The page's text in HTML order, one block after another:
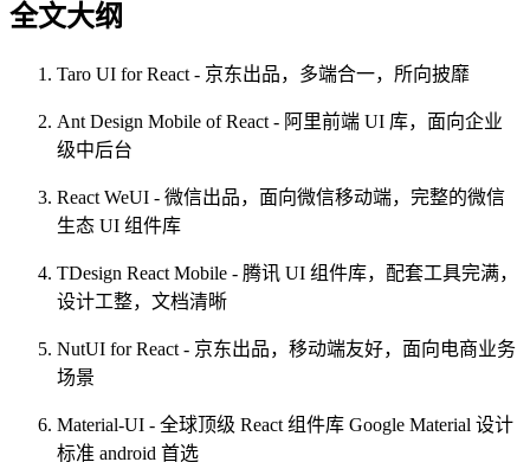
全文大纲
Taro UI for React - 京东出品，多端合一，所向披靡
Ant Design Mobile of React - 阿里前端 UI 库，面向企业
级中后台
React WeUI - 微信出品，面向微信移动端，完整的微信
生态 UI 组件库
TDesign React Mobile - 腾讯 UI 组件库，配套工具完满，
设计工整，文档清晰
NutUI for React - 京东出品，移动端友好，面向电商业务
场景
Material-UI - 全球顶级 React 组件库 Google Material 设计
标准 android 首选